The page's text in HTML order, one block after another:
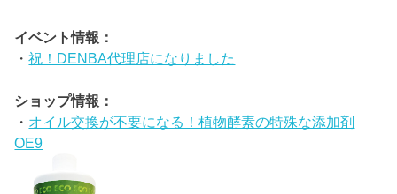
イベント情報：
・祝！DENBA代理店になりました
ショップ情報：
・ オイル交換が不要になる！植物酵素の特殊な添加剤
OE9